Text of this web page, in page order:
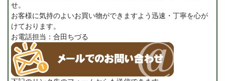
せ。
お客様に気持のよいお買い物ができますよう迅速・丁寧を心が
けております。
お電話担当：合田ちづる